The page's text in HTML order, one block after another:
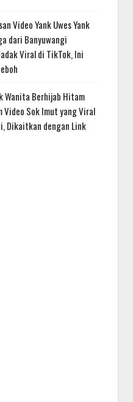
Video Yank Uwes Yank
dari Banyuwangi
Viral di TikTok, Ini
Wanita Berhijab Hitam
Video Sok Imut yang Viral
Dikaitkan dengan Link